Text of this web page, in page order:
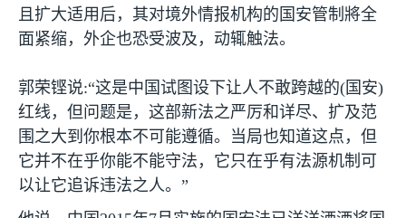
且扩大适用后，其对境外情报机构的国安管制將全
面紧缩，外企也恐受波及，动辄触法。
郭荣铿说:“这是中国试图设下让人不敢跨越的(国安)
红线，但问题是，这部新法之严厉和详尽、扩及范
围之大到你根本不可能遵循。当局也知道这点，但
它并不在乎你能不能守法，它只在乎有法源机制可
以让它追诉违法之人。”